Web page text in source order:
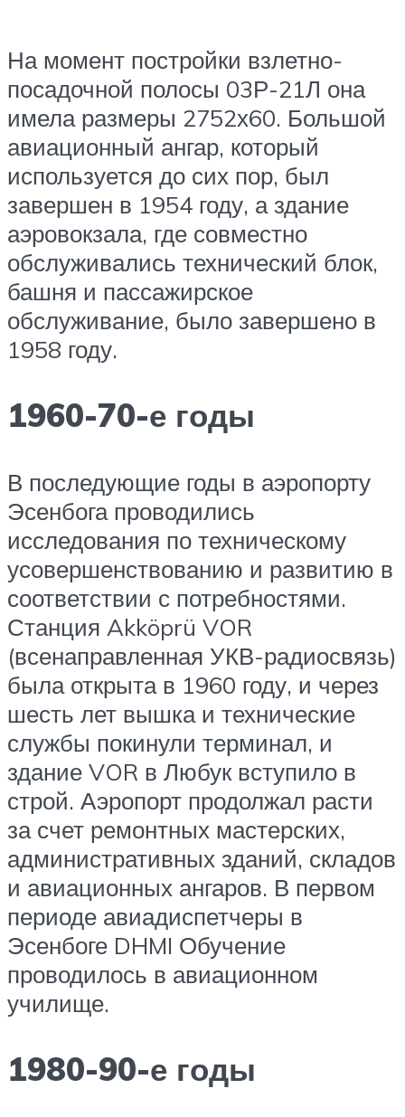
На момент постройки взлетно-
посадочной полосы 03Р-21Л она
имела размеры 2752х60. Большой
авиационный ангар, который
используется до сих пор, был
завершен в 1954 году, а здание
аэровокзала, где совместно
обслуживались технический блок,
башня и пассажирское
обслуживание, было завершено в
1958 году.
1960-70-е годы
В последующие годы в аэропорту
Эсенбога проводились
исследования по техническому
усовершенствованию и развитию в
соответствии с потребностями.
Станция Akköprü VOR
(всенаправленная УКВ-радиосвязь)
была открыта в 1960 году, и через
шесть лет вышка и технические
службы покинули терминал, и
здание VOR в Любук вступило в
строй. Аэропорт продолжал расти
за счет ремонтных мастерских,
административных зданий, складов
и авиационных ангаров. В первом
периоде авиадиспетчеры в
Эсенбоге DHMI Обучение
проводилось в авиационном
училище.
1980-90-е годы